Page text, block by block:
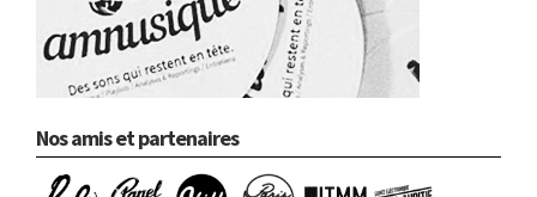
Nos amis et partenaires